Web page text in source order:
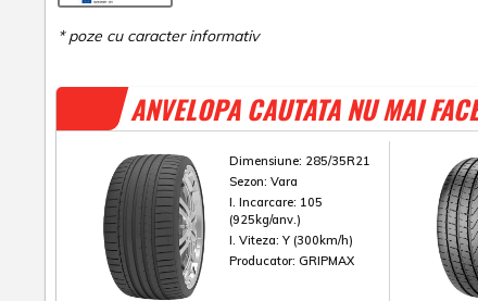
ANVELOPA CAUTATA NU MAI
Dimensiune: 285/35R21
Sezon: Vara
I. Incarcare: 105
(925kg/anv.)
I. Viteza: Y (300km/h)
Producator: GRIPMAX